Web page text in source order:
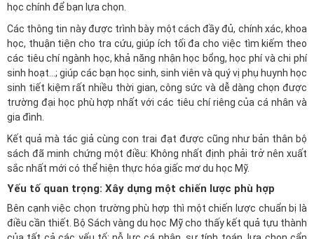
học chính để bạn lựa chọn.
Các thông tin này được trình bày một cách đầy đủ, chính xác, khoa
học, thuận tiện cho tra cứu, giúp ích tối đa cho việc tìm kiếm theo
các tiêu chí ngành học, khả năng nhận học bổng, học phí và chi phí
sinh hoạt...; giúp các bạn học sinh, sinh viên và quý vị phụ huynh học
sinh tiết kiệm rất nhiều thời gian, công sức và dễ dàng chọn được
trường đại học phù hợp nhất với các tiêu chí riêng của cá nhân và
gia đình.
Kết quả mà tác giả cùng con trai đạt được cũng như bản thân bộ
sách đã minh chứng một điều: Không nhất định phải trở nên xuất
sắc nhất mới có thể hiện thực hóa giấc mơ du học Mỹ.
Yếu tố quan trọng: Xây dựng một chiến lược phù hợp
Bên cạnh việc chọn trường phù hợp thì một chiến lược chuẩn bị là
điều cần thiết. Bộ Sách vàng du học Mỹ cho thấy kết quả tựu thành